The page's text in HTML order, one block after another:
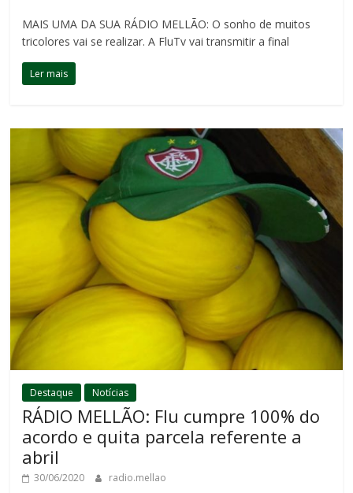
MAIS UMA DA SUA RÁDIO MELLÃO: O sonho de muitos
tricolores vai se realizar. A FluTv vai transmitir a final
Ler mais
Destaque Notícias
RÁDIO MELLÃO: Flu cumpre 100% do
acordo e quita parcela referente a
abril
30/06/2020 radio.mellao